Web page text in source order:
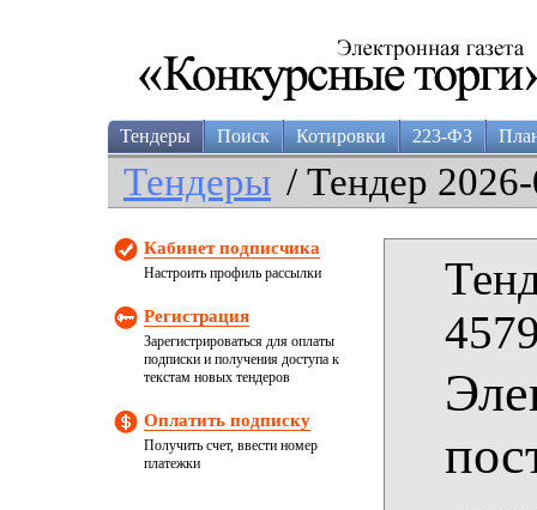
Тендеры Поиск Котировки 223-ФЗ
Тендеры / Тендер
Кабинет подписчика
Настроить профиль рассылки
Регистрация
Зарегистрироваться для оплаты
подписки и получения доступа к
текстам новых тендеров
Оплатить подписку
Получить счет, ввести номер
платежки